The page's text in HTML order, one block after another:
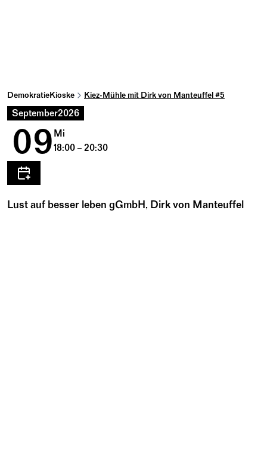
DemokratieKioske Kiez-Mühle mit Dirk von Manteuffel #5
September2026
09 Mi
18:00 – 20:30
Lust auf besser leben gGmbH, Dirk von Manteuffel